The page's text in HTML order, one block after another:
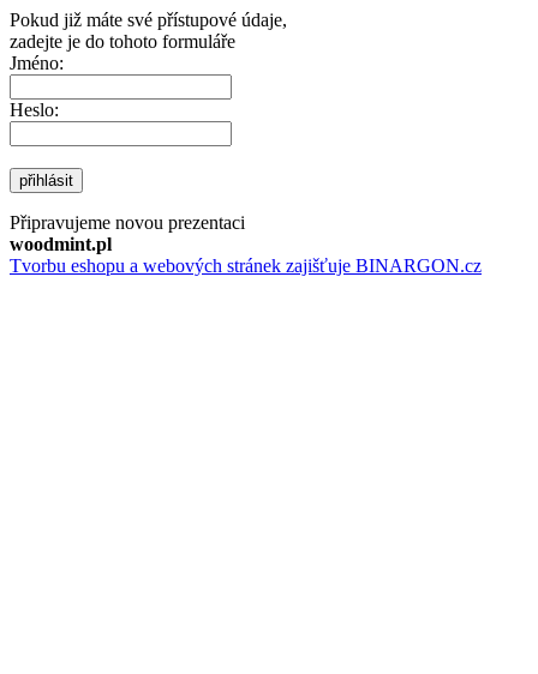
Pokud již máte své přístupové údaje,
zadejte je do tohoto formuláře
Jméno:
Heslo:
přihlásit
Připravujeme novou prezentaci
woodmint.pl
Tvorbu eshopu a webových stránek zajišťuje BINARGON.cz